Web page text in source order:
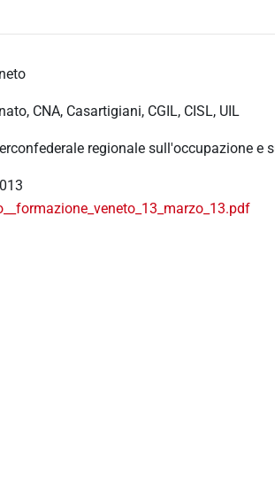
CNA, Casartigiani, CGIL, CISL, UIL
regionale sull'occupazione e